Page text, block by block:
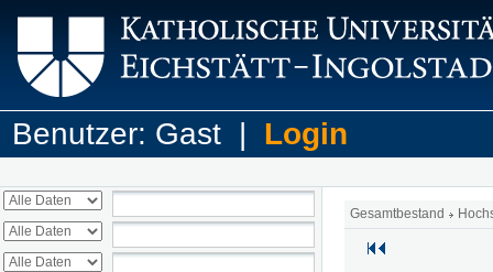
Benutzer: Gast | Login
Gesamtbestand